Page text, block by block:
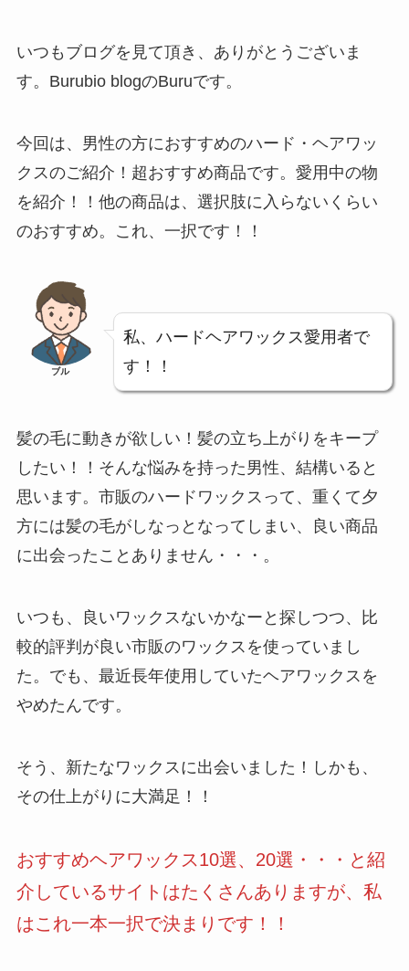
いつもブログを見て頂き、ありがとうございま
す。Burubio blogのBuruです。
今回は、男性の方におすすめのハード・ヘアワッ
クスのご紹介！超おすすめ商品です。愛用中の物
を紹介！！他の商品は、選択肢に入らないくらい
のおすすめ。これ、一択です！！
ブル
私、ハードヘアワックス愛用者で
す！！
髪の毛に動きが欲しい！髪の立ち上がりをキープ
したい！！そんな悩みを持った男性、結構いると
思います。市販のハードワックスって、重くて夕
方には髪の毛がしなっとなってしまい、良い商品
に出会ったことありません・・・。
いつも、良いワックスないかなーと探しつつ、比
較的評判が良い市販のワックスを使っていまし
た。でも、最近長年使用していたヘアワックスを
やめたんです。
そう、新たなワックスに出会いました！しかも、
その仕上がりに大満足！！
おすすめヘアワックス10選、20選・・・と紹
介しているサイトはたくさんありますが、私
はこれ一本一択で決まりです！！